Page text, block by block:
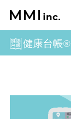
健康台帳®